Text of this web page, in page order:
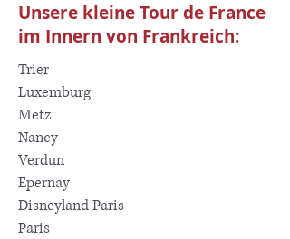
Unsere kleine Tour de France
im Innern von Frankreich:
Trier
Luxemburg
Metz
Nancy
Verdun
Epernay
Disneyland Paris
Paris